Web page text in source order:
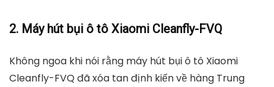
2. Máy hút bụi ô tô Xiaomi Cleanfly-FVQ
Không ngoa khi nói rằng máy hút bụi ô tô Xiaomi
Cleanfly-FVQ đã xóa tan định kiến ​​về hàng Trung